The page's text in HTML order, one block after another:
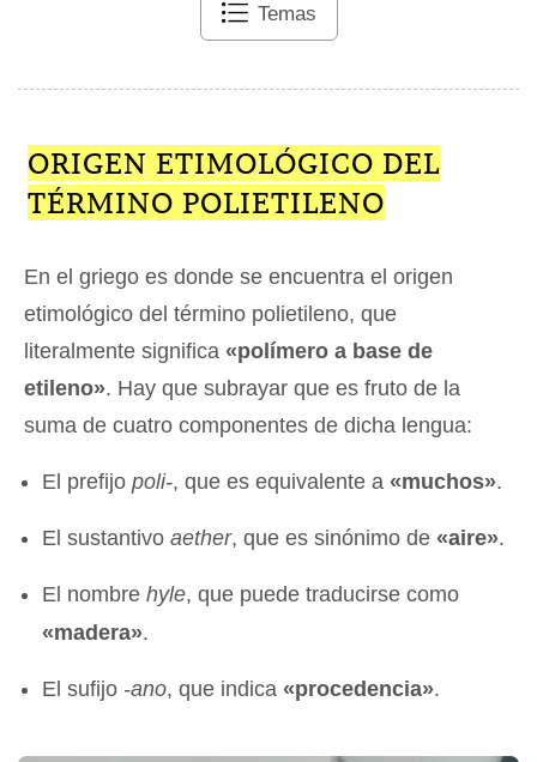
Temas
ORIGEN ETIMOLÓGICO DEL
TÉRMINO POLIETILENO
En el griego es donde se encuentra el origen
etimológico del término polietileno, que
literalmente significa «polímero a base de
etileno». Hay que subrayar que es fruto de la
suma de cuatro componentes de dicha lengua:
El prefijopoli-, que es equivalente a «muchos».
El sustantivoaether, que es sinónimo de«aire».
El nombrehyle, que puede traducirse como
«madera».
El sufijo -ano, que indica«procedencia».